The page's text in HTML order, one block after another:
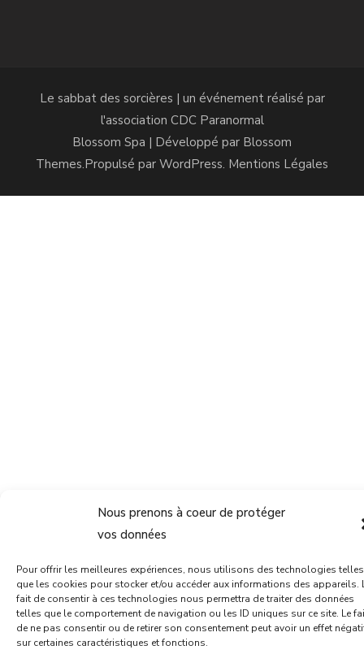
Nous prenons à coeur de protéger
vos données
Pour offrir les meilleures expériences, nous utilisons des technologies telles
que les cookies pour stocker et/ou accéder aux informations des appareils.
fait de consentir à ces technologies nous permettra de traiter des données
telles que le comportement de navigation ou les ID uniques sur ce site. Le
de ne pas consentir ou de retirer son consentement peut avoir un effet
sur certaines caractéristiques et fonctions.
Le sabbat des sorcières | un événement réalisé par
l'association CDC Paranormal
Blossom Spa | Développé par Blossom
Themes.Propulsé par WordPress. Mentions Légales